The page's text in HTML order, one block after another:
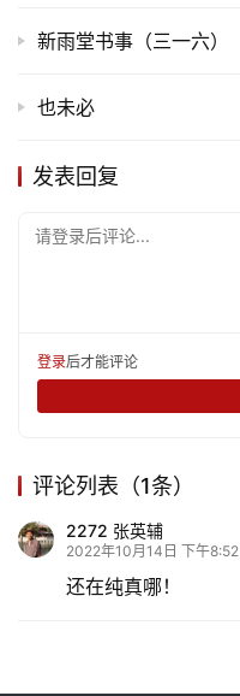
新雨堂书事（三一六）
也未必
发表回复
请登录后评论...
登录后才能评论
评论列表（1条）
2272 张英辅
2022年10月14日 下午8:52
还在纯真哪！